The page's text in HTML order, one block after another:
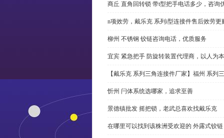
商丘 直角回转锁 带t型把手电话多少，咨询
n项效劳，戴乐克 系列i型连接件售后效劳更
柳州 不锈钢 铰链咨询电话，优质服务
宜宾 紧急把手 防旋转装置代理商，以人为本
【戴乐克 系列三角连接件厂家】福州 系列
忻州 闩体系统选哪家，追求至善
景德镇批发 摇把锁，老武总喜欢找戴乐克
在哪里可以找到该株洲受欢迎的 外露式铰